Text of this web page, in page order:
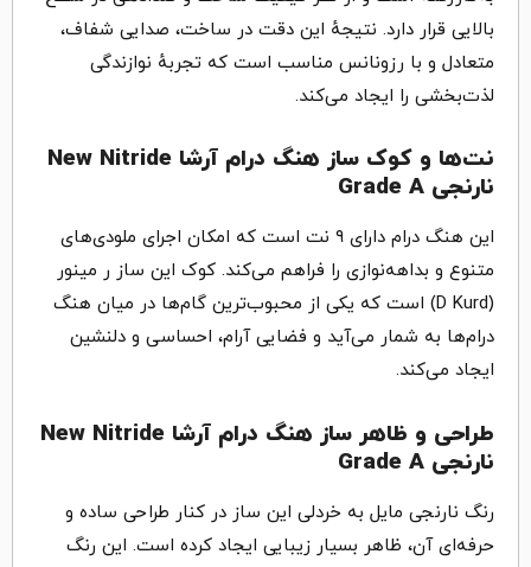
بالایی قرار دارد. نتیجهٔ این دقت در ساخت، صدایی شفاف،
متعادل و با رزونانس مناسب است که تجربهٔ نوازندگی
لذت‌بخشی را ایجاد می‌کند.
نت‌ها و کوک ساز هنگ درام آرشا New Nitride
نارنجی Grade A
این هنگ درام دارای ۹ نت است که امکان اجرای ملودی‌های
متنوع و بداهه‌نوازی را فراهم می‌کند. کوک این ساز ر مینور
(D Kurd) است که یکی از محبوب‌ترین گام‌ها در میان هنگ
درام‌ها به شمار می‌آید و فضایی آرام، احساسی و دلنشین
ایجاد می‌کند.
طراحی و ظاهر ساز هنگ درام آرشا New Nitride
نارنجی Grade A
رنگ نارنجی مایل به خردلی این ساز در کنار طراحی ساده و
حرفه‌ای آن، ظاهر بسیار زیبایی ایجاد کرده است. این رنگ